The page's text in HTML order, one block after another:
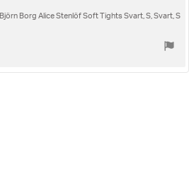
Björn Borg Alice Stenlöf Soft Tights Svart, S, Svart, S